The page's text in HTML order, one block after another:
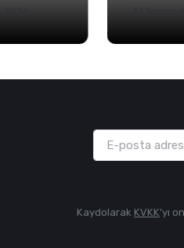
Kaydolarak KVKK'yı